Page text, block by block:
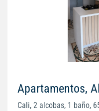
Apartamentos,
Cali, 2 alcobas, 1 baño,